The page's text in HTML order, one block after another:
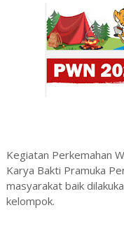
Kegiatan Perkemahan
Karya Bakti Pramuka
masyarakat baik
kelompok.